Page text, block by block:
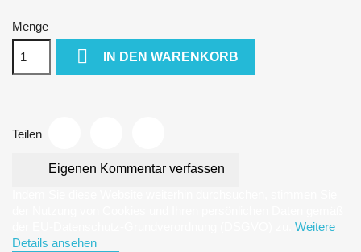
Menge
 IN DEN WARENKORB
Teilen
Eigenen Kommentar verfassen
Weitere
Details ansehen